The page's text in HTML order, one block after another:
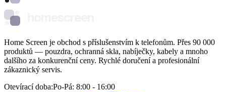
Home Screen je obchod s příslušenstvím k telefonům. Přes 90 000
produktů — pouzdra, ochranná skla, nabíječky, kabely a mnoho
dalšího za konkurenční ceny. Rychlé doručení a profesionální
zákaznický servis.
Otevírací doba:Po-Pá: 8:00 - 16:00